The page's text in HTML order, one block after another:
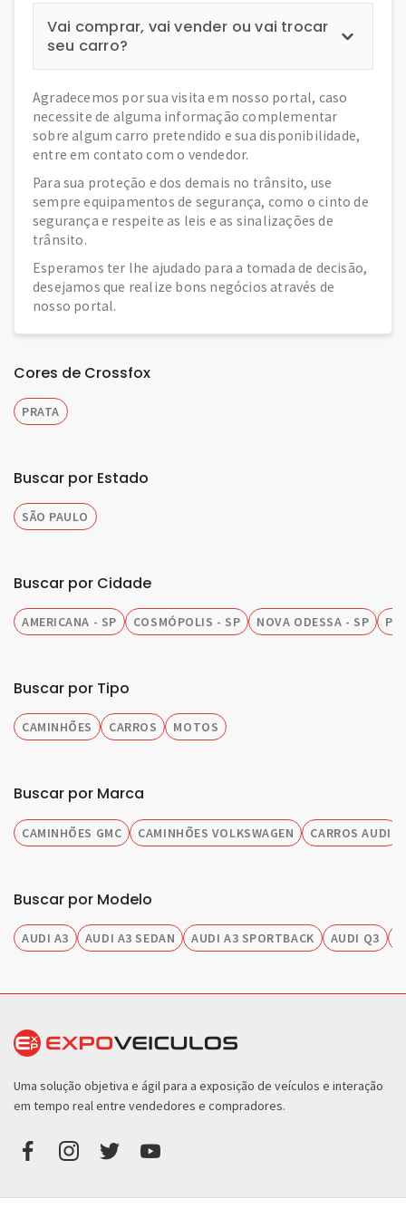
Vai comprar, vai vender ou vai trocar
seu carro?
Agradecemos por sua visita em nosso portal, caso
necessite de alguma informação complementar
sobre algum carro pretendido e sua disponibilidade,
entre em contato com o vendedor.
Para sua proteção e dos demais no trânsito, use
sempre equipamentos de segurança, como o cinto de
segurança e respeite as leis e as sinalizações de
trânsito.
Esperamos ter lhe ajudado para a tomada de decisão,
desejamos que realize bons negócios através de
nosso portal.
Cores de Crossfox
PRATA
Buscar por Estado
SÃO PAULO
Buscar por Cidade
AMERICANA - SP COSMÓPOLIS - SP NOVA ODESSA - SP
Buscar por Tipo
CAMINHÕES CARROS MOTOS
Buscar por Marca
CAMINHÕES GMC CAMINHÕES VOLKSWAGEN CARROS AUDI
Buscar por Modelo
AUDI A3 AUDI A3 SEDAN AUDI A3 SPORTBACK AUDI Q3
Uma solução objetiva e ágil para a exposição de veículos e interação
em tempo real entre vendedores e compradores.